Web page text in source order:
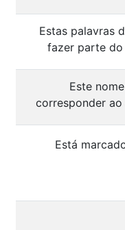
Estas palavras
fazer parte
Este
corresponder
Está